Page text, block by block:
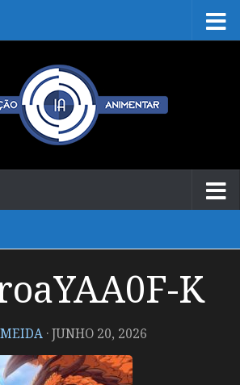
K
·JUNHO 20, 2026